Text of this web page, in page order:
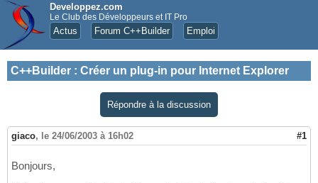
Developpez.com
Le Club des Développeurs et IT Pro
Actus Forum C++Builder Emploi
C++Builder : Créer un plug-in pour Internet Explorer
Répondre à la discussion
giaco, le 24/06/2003 à 16h02 #1
Bonjours,